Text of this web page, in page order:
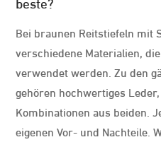
Bei braunen Reitstiefeln mit
verschiedene Materialien,
verwendet werden. Zu den
gehören hochwertiges
Kombinationen aus beiden.
eigenen Vor- und Nachteile.